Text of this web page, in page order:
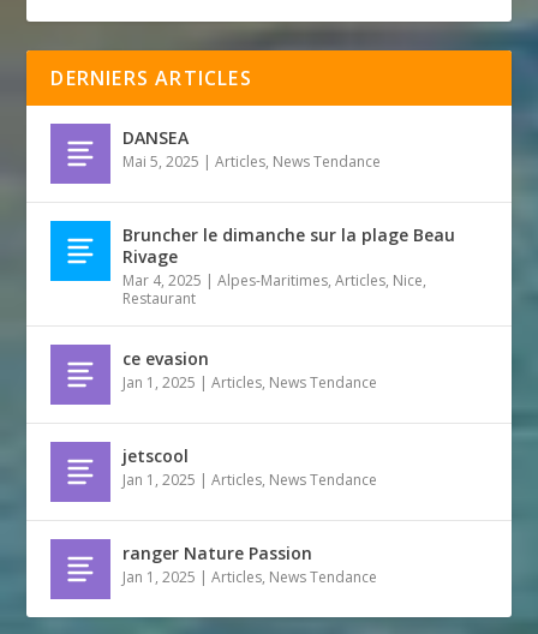
DERNIERS ARTICLES
DANSEA
Mai 5, 2025 |Articles, News Tendance
Bruncher le dimanche sur la plage Beau
Rivage
Mar 4, 2025 |Alpes-Maritimes,Articles, Nice,
Restaurant
ce evasion
Jan 1, 2025 |Articles, News Tendance
jetscool
Jan 1, 2025 |Articles, News Tendance
ranger Nature Passion
Jan 1, 2025 |Articles, News Tendance